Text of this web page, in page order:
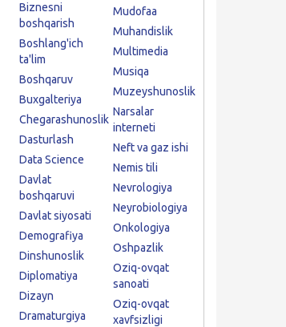
Biznesni
boshqarish
Boshlang'ich
ta'lim
Boshqaruv
Buxgalteriya
Chegarashunoslik
Dasturlash
Data Science
Davlat
boshqaruvi
Davlat siyosati
Demografiya
Dinshunoslik
Diplomatiya
Dizayn
Dramaturgiya
Mudofaa
Muhandislik
Multimedia
Musiqa
Muzeyshunoslik
Narsalar
interneti
Neft va gaz ishi
Nemis tili
Nevrologiya
Neyrobiologiya
Onkologiya
Oshpazlik
Oziq-ovqat
sanoati
Oziq-ovqat
xavfsizligi